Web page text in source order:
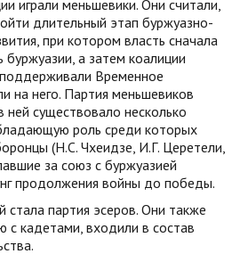
играли меньшевики. Они считали,
длительный этап буржуазно-
при котором власть сначала
а затем коалиции
Временное
на него. Партия меньшевиков
существовало несколько
роль среди которых
(Н.С. Чхеидзе, И.Г. Церетели,
за союз с буржуазией
продолжения войны до победы.
стала партия эсеров. Они также
с кадетами, входили в состав